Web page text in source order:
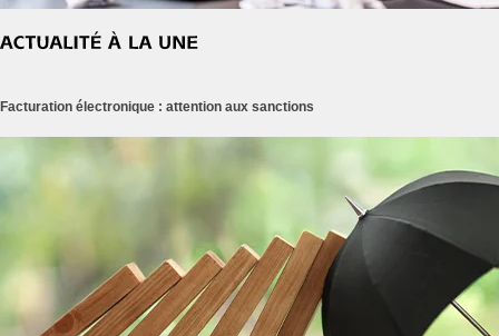
Facturation électronique : attention aux sanctions